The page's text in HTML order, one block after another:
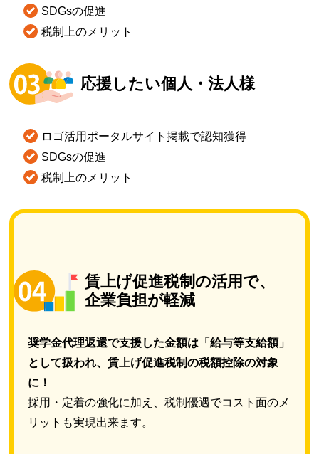
SDGsの促進
税制上のメリット
応援したい個人・法人様
ロゴ活用ポータルサイト掲載で認知獲得
SDGsの促進
税制
上のメリット
賃上げ促進税制の活用で、
企業負担が軽減
奨学金代理返還で支援した金額は「給与等支給額」
として扱われ、賃上げ促進税制の税額控除の対象
に！
採用・定着の強化に加え、税制優遇でコスト面のメ
リットも実現出来ます。